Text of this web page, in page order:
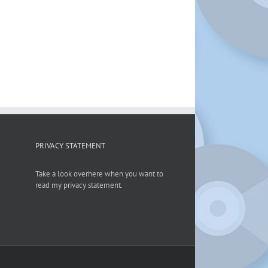
PRIVACY STATEMENT
Take a look overhere when you want to
read my privacy statement.